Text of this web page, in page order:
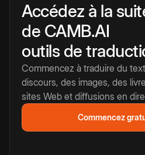
Accédez à la
de CAMB.AI
outils de
Commencez à traduire du
discours, des images, des
sites Web et diffusions en
Commencez